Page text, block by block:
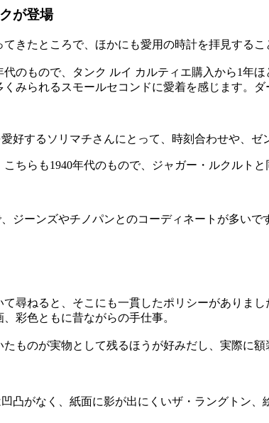
が登場
きたところで、ほかにも愛用の時計を拝見するこ
のもので、タンク ルイ カルティエ購入から1
みられるスモールセコンドに愛着を感じます。
好するソリマチさんにとって、時刻合わせや、ゼ
ちらも1940年代のもので、ジャガー・ルクルト
ジーンズやチノパンとのコーディネートが多いで
尋ねると、そこにも一貫したポリシーがありま
彩色ともに昔ながらの手仕事。
たものが実物として残るほうが好みだし、実際
凸がなく、紙面に影が出にくいザ・ラングトン